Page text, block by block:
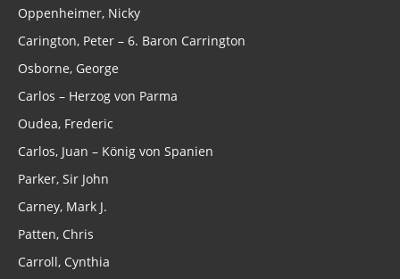
Oppenheimer, Nicky
Carington, Peter – 6. Baron Carrington
Osborne, George
Carlos – Herzog von Parma
Oudea, Frederic
Carlos, Juan – König von Spanien
Parker, Sir John
Carney, Mark J.
Patten, Chris
Carroll, Cynthia